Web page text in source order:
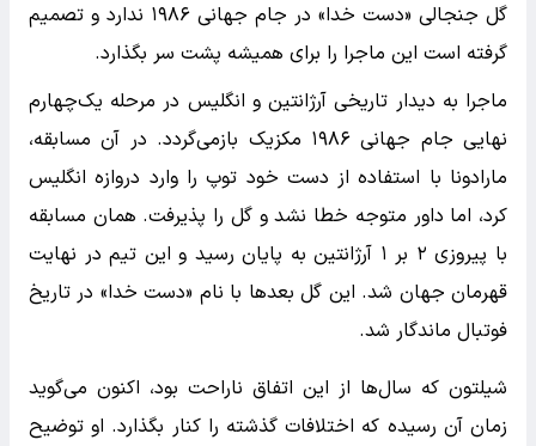
گل جنجالی «دست خدا» در جام جهانی ۱۹۸۶ ندارد و تصمیم
گرفته است این ماجرا را برای همیشه پشت سر بگذارد.
ماجرا به دیدار تاریخی آرژانتین و انگلیس در مرحله یک‌چهارم
نهایی جام جهانی ۱۹۸۶ مکزیک بازمی‌گردد. در آن مسابقه،
مارادونا با استفاده از دست خود توپ را وارد دروازه انگلیس
کرد، اما داور متوجه خطا نشد و گل را پذیرفت. همان مسابقه
با پیروزی ۲ بر ۱ آرژانتین به پایان رسید و این تیم در نهایت
قهرمان جهان شد. این گل بعدها با نام «دست خدا» در تاریخ
فوتبال ماندگار شد.
شیلتون که سال‌ها از این اتفاق ناراحت بود، اکنون می‌گوید
زمان آن رسیده که اختلافات گذشته را کنار بگذارد. او توضیح